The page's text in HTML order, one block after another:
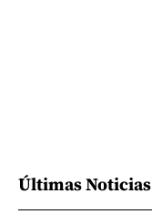
Últimas Noticias